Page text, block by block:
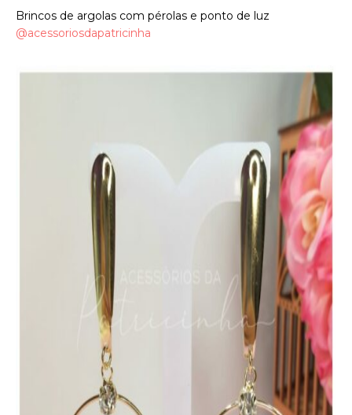
Brincos de argolas com pérolas e ponto de luz
@acessoriosdapatricinha